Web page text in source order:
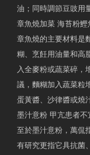
油；同時調節豆豉用
章魚燒加菜 海苔粉鰹
章魚燒的主要材料是
糊、烹飪用油量和高
入全麥粉或蔬菜碎，
議，麵糊加入蔬菜粒
蛋黃醬、沙律醬或燒
墨汁意粉 甲亢患者不
至於墨汁意粉，萬侃
有研究更指它具抗菌